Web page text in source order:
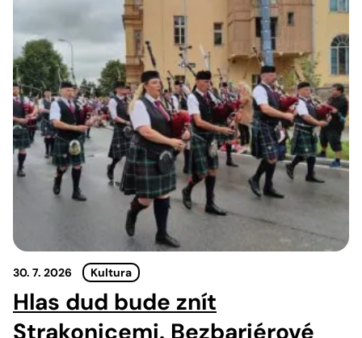
30. 7. 2026 Kultura
Hlas dud bude znít
Strakonicemi. Bezbariérové